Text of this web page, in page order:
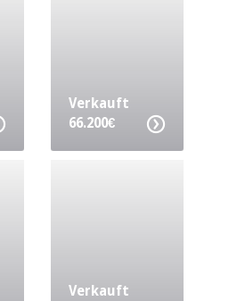
Verkauft
66.200€
Verkauft